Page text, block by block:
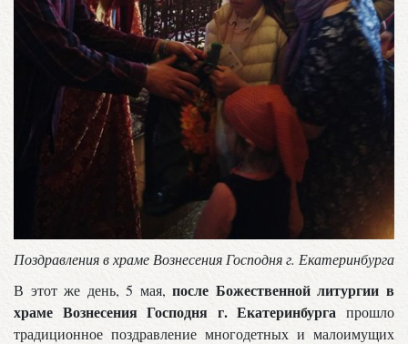
Поздравления в храме Вознесения Господня г. Екатеринбурга
В этот же день, 5 мая, после Божественной литургии в
храме Вознесения Господня г. Екатеринбурга прошло
традиционное поздравление многодетных и малоимущих